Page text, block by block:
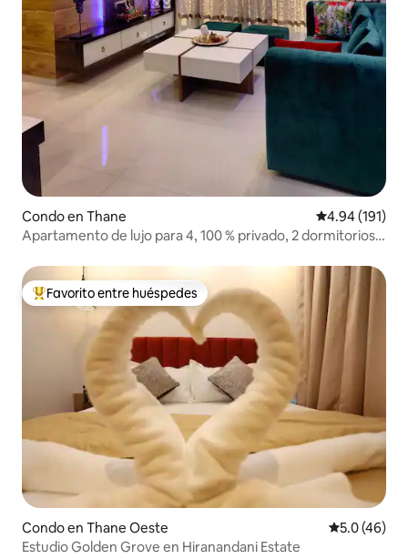
Condo en Thane Calificación
4.94 (191)
Apartamento de lujo para 4, 100 % privado, 2 dormitorios +
Favorito entre huéspedes preferido
Favorito entre huéspedes
Condo en Thane Oeste Calificación
5.0 (46)
Estudio Golden Grove en Hiranandani Estate